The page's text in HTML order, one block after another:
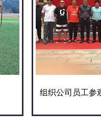
组织公司员工参